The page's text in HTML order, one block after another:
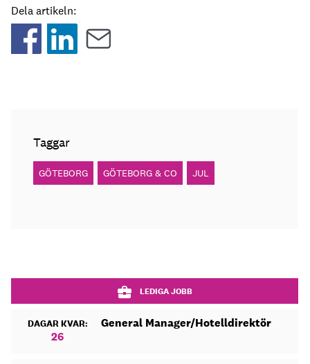
Dela artikeln:
Taggar
GÖTEBORG GÖTEBORG & CO JUL
LEDIGA JOBB
DAGAR KVAR:
26
General Manager/Hotelldirektör